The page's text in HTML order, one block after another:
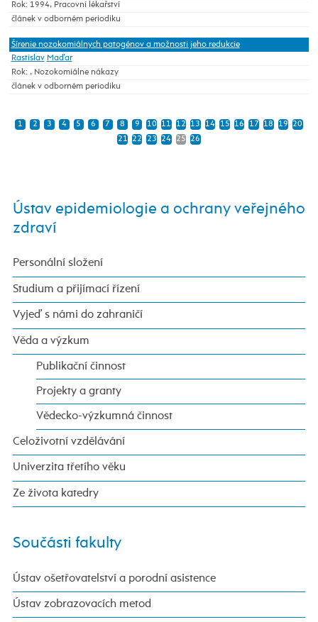
Rok: 1994, Pracovní lékařství
článek v odborném periodiku
Šírenie nozokomiálnych patogénov a možnosti jeho redukcie
Rastislav Maďar
Rok: , Nozokomiálne nákazy
článek v odborném periodiku
1 2 3 4 5 6 7 8 9 10 11 12 13 14 15 16 17 18 19
20
21
22 23 24 25 26
Ústav epidemiologie a ochrany veřejného
zdraví
Personální složení
Studium a přijímací řízení
Vyjeď s námi do zahraničí
Věda a výzkum
Publikační činnost
Projekty a granty
Vědecko-výzkumná činnost
Celoživotní vzdělávání
Univerzita třetího věku
Ze života katedry
Součásti fakulty
Ústav ošetřovatelství a porodní asistence
Ústav zobrazovacích metod